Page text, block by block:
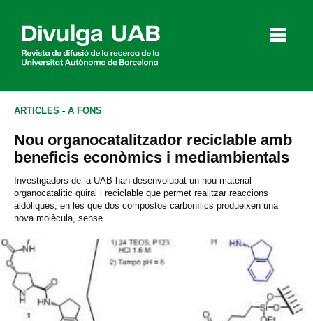
Agenda
Español
ARTICLES - A FONS
Nou organocatalitzador reciclable amb
beneficis econòmics i mediambientals
Investigadors de la UAB han desenvolupat un nou material
organocatalitic quiral i reciclable que permet realitzar reaccions
aldòliques, en les que dos compostos carbonílics produeixen una
nova molècula, sense...